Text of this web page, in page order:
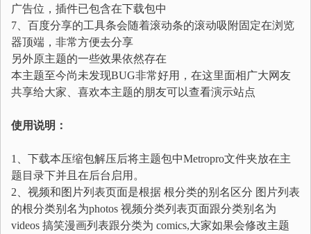
广告位，插件已包含在下载包中
7、百度分享的工具条会随着滚动条的滚动吸附固定在浏览
器顶端，非常方便去分享
另外原主题的一些效果依然存在
本主题至今尚未发现BUG非常好用，在这里面相广大网友
共享给大家、喜欢本主题的朋友可以查看演示站点
使用说明：
1、下载本压缩包解压后将主题包中Metropro文件夹放在主
题目录下并且在后台启用。
2、视频和图片列表页面是根据 根分类的别名区分 图片列表
的根分类别名为photos 视频分类列表页面跟分类别名为
videos 搞笑漫画列表跟分类为 comics,大家如果会修改主题